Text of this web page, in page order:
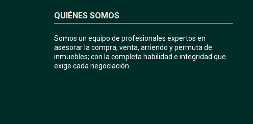
QUIÉNES SOMOS
Somos un equipo de profesionales expertos en
asesorar la compra, venta, arriendo y permuta de
inmuebles; con la completa habilidad e integridad que
exige cada negociación.